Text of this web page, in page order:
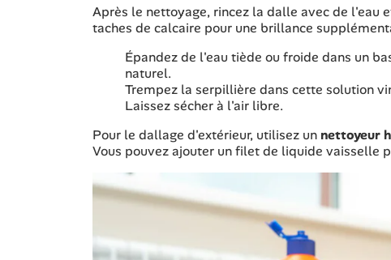
Après le nettoyage, rincez la dalle avec de l'eau
taches de calcaire pour une brillance
Épandez de l'eau tiède ou froide dans un
naturel.
Trempez la serpillière dans cette solution
Laissez sécher à l'air libre.
Pour le dallage d'extérieur, utilisez un nettoyeur
Vous pouvez ajouter un filet de liquide vaisselle